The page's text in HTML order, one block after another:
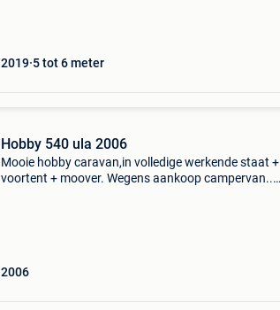
2019 5 tot 6 meter
Hobby 540 ula 2006
Mooie hobby caravan,in volledige werkende staat +
voortent + moover. Wegens aankoop campervan..
2006